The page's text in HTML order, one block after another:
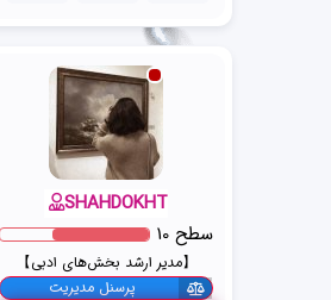
SHAHDOKHT
سطح 10
【مدیر ارشد بخش‌های ادبی】
پرسنل مدیریت